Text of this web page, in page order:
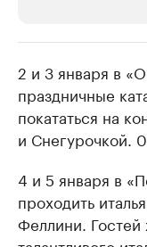
Крупнейшие
продавцы
Ознакомьтесь с
2 и 3 января в
праздничные
покататься на
и Снегурочкой.
4 и 5 января в
проходить
Феллини.